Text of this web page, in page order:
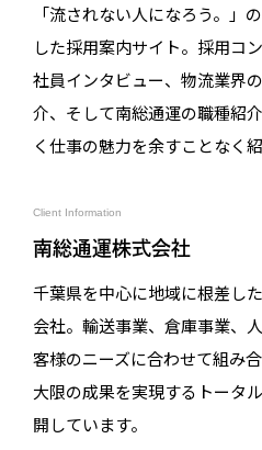
「流されない人になろう。」
した採用案内サイト。採用コ
社員インタビュー、物流業界
介、そして南総通運の職種紹
く仕事の魅力を余すことなく
Client Information
南総通運株式会社
千葉県を中心に地域に根差し
会社。輸送事業、倉庫事業、
客様のニーズに合わせて組み
大限の成果を実現するトータ
開しています。